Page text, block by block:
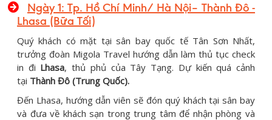
Ngày 1: Tp. Hồ Chí Minh/ Hà Nội– Thành Đô -
Lhasa (Bữa Tối)
Quý khách có mặt tại sân bay quốc tế Tân Sơn Nhất,
trưởng đoàn Migola Travel hướng dẫn làm thủ tục check
in đi Lhasa, thủ phủ của Tây Tạng. Dự kiến quá cảnh
tại Thành Đô (Trung Quốc).
Đến Lhasa, hướng dẫn viên sẽ đón quý khách tại sân bay
và đưa về khách sạn trong trung tâm để nhận phòng và